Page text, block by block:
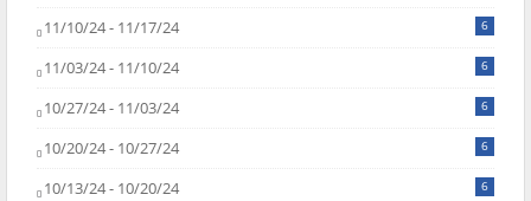
11/10/24 - 11/17/24 6
11/03/24 - 11/10/24 6
10/27/24 - 11/03/24 6
10/20/24 - 10/27/24 6
10/13/24 - 10/20/24 6